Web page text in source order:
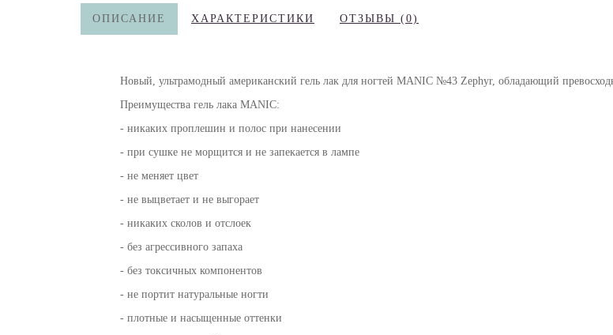
ОПИСАНИЕ ХАРАКТЕРИСТИКИ ОТЗЫВЫ (0)
Новый, ультрамодный американский гель лак для ногтей MANIC №43 Zephyr, обладающий
Преимущества гель лака MANIC:
- никаких проплешин и полос при нанесении
- при сушке не морщится и не запекается в лампе
- не меняет цвет
- не выцветает и не выгорает
- никаких сколов и отслоек
- без агрессивного запаха
- без токсичных компонентов
- не портит натуральные ногти
- плотные и насыщенные оттенки